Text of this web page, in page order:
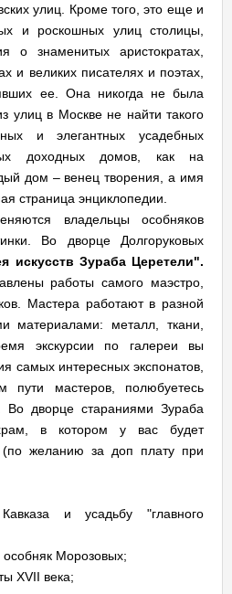
улиц. Кроме того, это еще и
и роскошных улиц столицы,
о знаменитых аристократах,
и великих писателях и поэтах,
ее. Она никогда не была
улиц в Москве не найти такого
и элегантных усадебных
доходных домов, как на
дом – венец творения, а имя
страница энциклопедии.
владельцы особняков
Во дворце Долгоруковых
искусств Зураба Церетели".
работы самого маэстро,
Мастера работают в разной
материалами: металл, ткани,
экскурсии по галереи вы
самых интересных экспонатов,
пути мастеров, полюбуетесь
Во дворце стараниями Зураба
в котором у вас будет
(по желанию за доп плату при
и усадьбу "главного
Морозовых;
XVII века;